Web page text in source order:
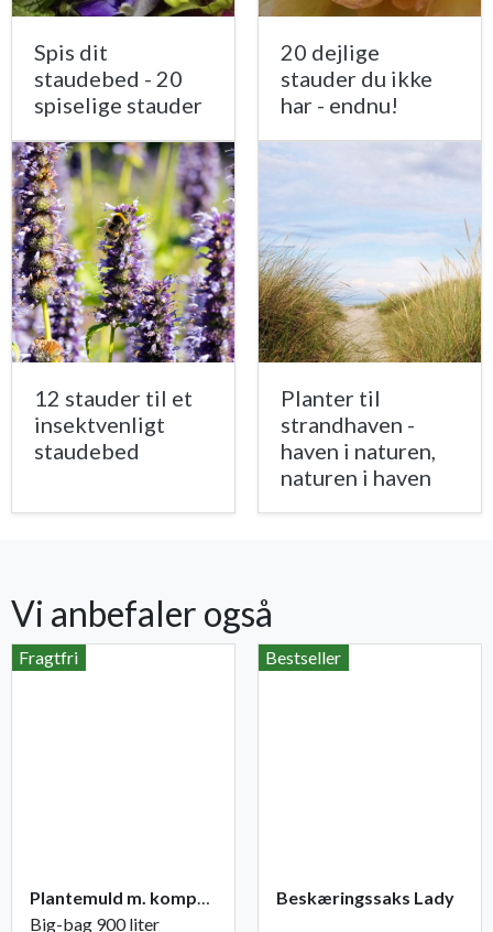
Spis dit
staudebed - 20
spiselige stauder
20 dejlige
stauder du ikke
har - endnu!
12 stauder til et
insektvenligt
staudebed
Planter til
strandhaven -
haven i naturen,
naturen i haven
Vi anbefaler også
Fragtfri
Plantemuld m. kompost fra Champost
Big-bag 900 liter
Bestseller
Beskæringssaks Lady